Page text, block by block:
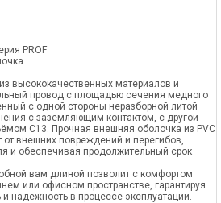
PROF
высококачественных материалов и
провод с площадью сечения медного
с одной стороны неразборной литой
с заземляющим контактом, с другой
C13. Прочная внешняя оболочка из PVC
внешних повреждений и перегибов,
и обеспечивая продолжительный срок
вам длиной позволит с комфортом
или офисном пространстве, гарантируя
и надежность в процессе эксплуатации.